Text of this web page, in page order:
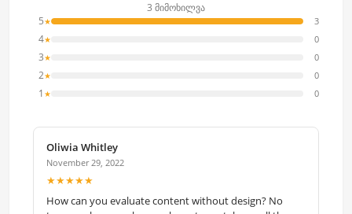
3 მიმოხილვა
5★ 3
4★ 0
3★ 0
2★ 0
1 ★ 0
Oliwia Whitley
November 29, 2022
★★★★★
How can you evaluate content without design? No